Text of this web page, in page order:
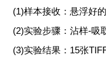
(1)样本接收：悬浮好
(2)实验步骤：沾样-吸
(3)实验结果：15张